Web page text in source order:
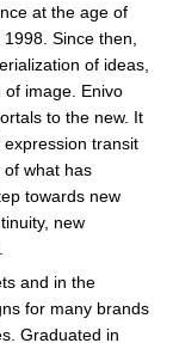
at the age of
Since then,
of ideas,
image. Enivo
to the new. It
transit
of what has
towards new
new
and in the
for many brands
Graduated in